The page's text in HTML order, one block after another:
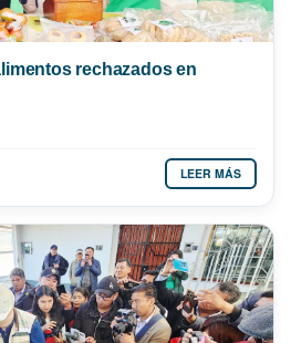
rechazados en
LEER MÁS